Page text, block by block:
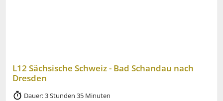
L12 Sächsische Schweiz - Bad Schandau nach
Dresden
Dauer: 3 Stunden 35 Minuten